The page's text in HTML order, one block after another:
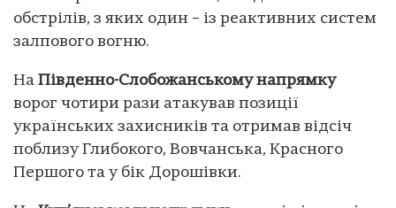
обстрілів, з яких один – із реактивних систем
залпового вогню.
На Південно-Слобожанському напрямку
ворог чотири рази атакував позиції
українських захисників та отримав відсіч
поблизу Глибокого, Вовчанська, Красного
Першого та у бік Дорошівки.